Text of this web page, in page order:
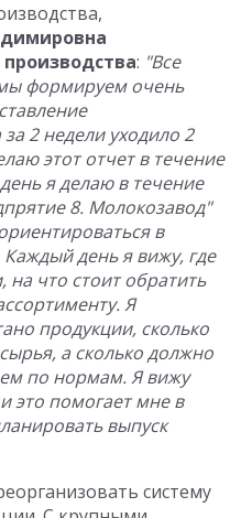
: "Все
формируем очень
2 недели уходило 2
этот отчет в течение
я делаю в течение
8. Молокозавод"
в
день я вижу, где
что стоит обратить
Я
продукции, сколько
а сколько должно
по нормам. Я вижу
это помогает мне в
выпуск
систему